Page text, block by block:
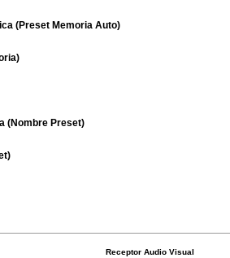
(Preset Memoria Auto)
(Nombre Preset)
Receptor Audio Visual